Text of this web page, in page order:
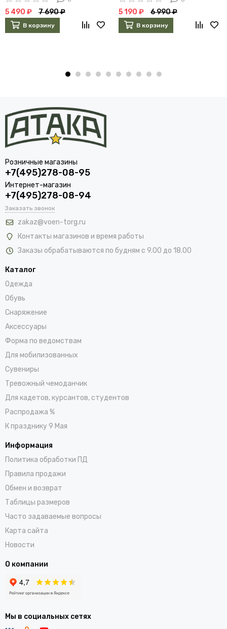
5 490 ₽ 7 690 ₽
В корзину
5 190 ₽ 6 990 ₽
В корзину
Розничные магазины
+7(495)278-08-95
Интернет-магазин
+7(495)278-08-94
Заказать звонок
zakaz@voen-torg.ru
Контакты магазинов и время работы
Заказы обрабатываются по будням с 9.00 до 18.00
Каталог
Одежда
Обувь
Снаряжение
Аксессуары
Форма по ведомствам
Для мобилизованных
Сувениры
Тревожный чемоданчик
Для кадетов, курсантов, студентов
Распродажа %
К празднику 9 Мая
Информация
Политика обработки ПД
Правила продажи
Обмен и возврат
Таблицы размеров
Часто задаваемые вопросы
Карта сайта
Новости
О компании
Мы в социальных сетях